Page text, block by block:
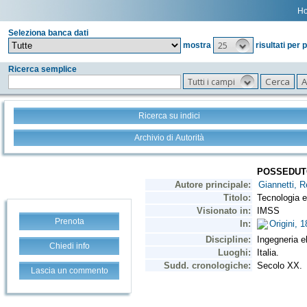
Seleziona banca dati
mostra
25 risultati per
Ricerca semplice
Tutti i campi
Ricerca su indici
Archivio di Autorità
Prenota
Chiedi info
Lascia un commento